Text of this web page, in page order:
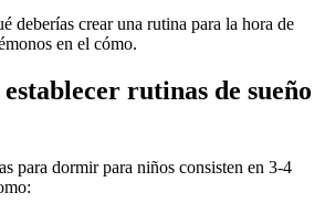
deberías crear una rutina para la hora de
en el cómo.
rutinas de sueño
para dormir para niños consisten en 3-4